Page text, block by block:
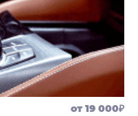
от 19 000₽